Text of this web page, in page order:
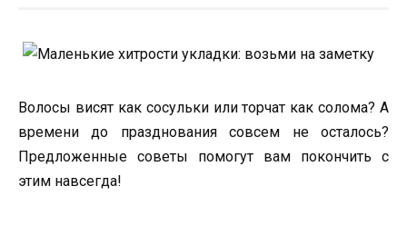
Волосы висят как сосульки или торчат как солома? А
времени до празднования совсем не осталось?
Предложенные советы помогут вам покончить с
этим навсегда!